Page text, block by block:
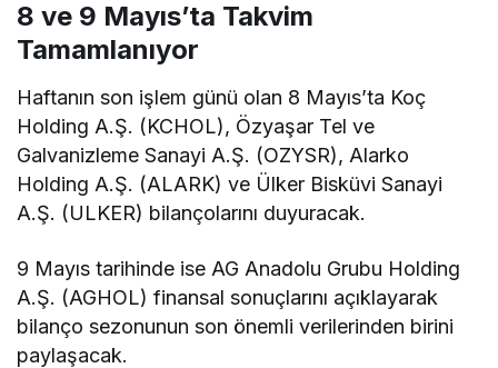
8 ve 9 Mayıs’ta Takvim
Tamamlanıyor
Haftanın son işlem günü olan 8 Mayıs’ta Koç
Holding A.Ş. (KCHOL), Özyaşar Tel ve
Galvanizleme Sanayi A.Ş. (OZYSR), Alarko
Holding A.Ş. (ALARK) ve Ülker Bisküvi Sanayi
A.Ş. (ULKER) bilançolarını duyuracak.
9 Mayıs tarihinde ise AG Anadolu Grubu Holding
A.Ş. (AGHOL) finansal sonuçlarını açıklayarak
bilanço sezonunun son önemli verilerinden birini
paylaşacak.